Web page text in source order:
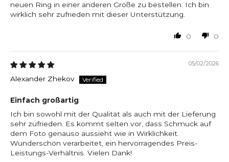
neuen Ring in einer anderen Größe zu bestellen. Ich bin
wirklich sehr zufrieden mit dieser Unterstützung.
0 0
05/02/2026
Alexander Zhekov
Einfach großartig
Ich bin sowohl mit der Qualität als auch mit der Lieferung
sehr zufrieden. Es kommt selten vor, dass Schmuck auf
dem Foto genauso aussieht wie in Wirklichkeit.
Wunderschön verarbeitet, ein hervorragendes Preis-
Leistungs-Verhältnis. Vielen Dank!